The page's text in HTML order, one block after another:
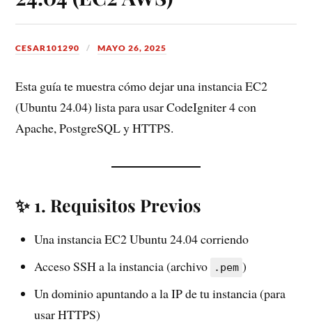
CESAR101290 MAYO 26, 2025
Esta guía te muestra cómo dejar una instancia EC2
(Ubuntu 24.04) lista para usar CodeIgniter 4 con
Apache, PostgreSQL y HTTPS.
✨ 1. Requisitos Previos
Una instancia EC2 Ubuntu 24.04 corriendo
Acceso SSH a la instancia (archivo
.pem )
Un dominio apuntando a la IP de tu instancia (para
usar HTTPS)